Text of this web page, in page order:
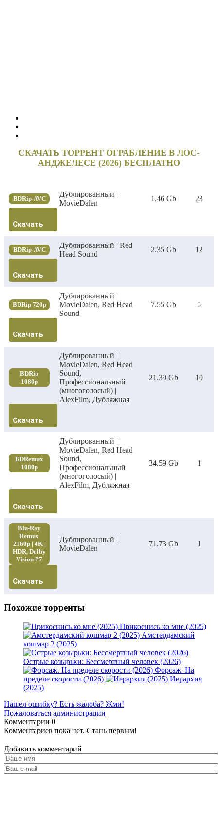
СКАЧАТЬ ТОРРЕНТ ОГРАБЛЕНИЕ В ЛОС-
АНДЖЕЛЕСЕ (2026) БЕСПЛАТНО
BDRip-AVC
Дублированный |
MovieDalen
1.46 Gb 23
Скачать
BDRip-AVC
Дублированный | Red
Head Sound
2.35 Gb 12
Скачать
BDRip 720p
Дублированный |
MovieDalen, Red Head
Sound
7.55 Gb 5
Скачать
BDRip
1080p
Дублированный |
MovieDalen, Red Head
Sound,
Профессиональный
(многоголосый) |
AlexFilm, Дубляжная
21.39 Gb 10
Скачать
BDRemux
1080p
Дублированный |
MovieDalen, Red Head
Sound,
Профессиональный
(многоголосый) |
AlexFilm, Дубляжная
34.59 Gb 1
Скачать
Blu-Ray
Remux
2160p | 4K |
HDR, Dolby
Vision P7
Дублированный |
MovieDalen
71.73 Gb 1
Скачать
Похожие торренты
Прикоснись ко мне (2025)
Амстердамский
кошмар 2 (2025)
Острые козырьки: Бессмертный человек (2026)
Форсаж. На
пределе скорости (2026)
Иерархия
(2025)
Нашел ошибку? Есть жалоба? Жми!
Пожаловаться администрации
Комментарии 0
Комментариев пока нет. Стань первым!
Добавить комментарий